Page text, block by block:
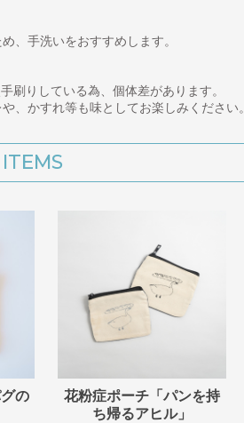
、手洗いをおすすめします。
刷りしている為、個体差があります。
、かすれ等も味としてお楽しみください。
の
花粉症ポーチ「パンを持
ち帰るアヒル」